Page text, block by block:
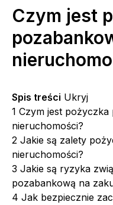
Czym jest
Spis treści Ukryj
1 Czym jest
nieruchomości?
2 Jakie są zalety
nieruchomości?
3 Jakie są ryzyka
pozabankową na
4 Jak bezpiecznie